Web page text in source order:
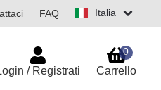
Italia
FAQ
/ Registrati Carrello
0